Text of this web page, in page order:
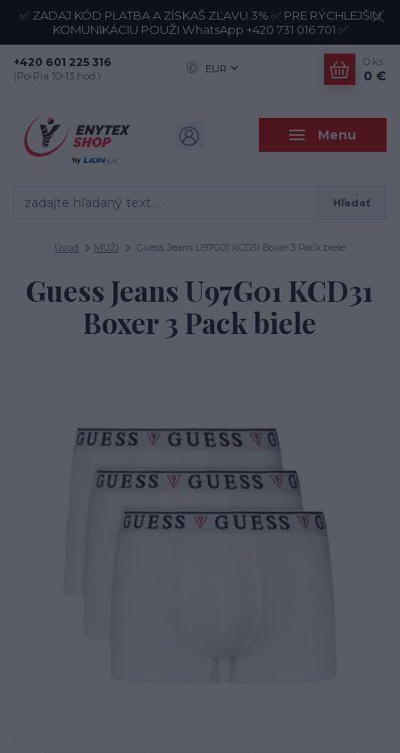
✅ ZADAJ KÓD PLATBA A ZÍSKAŠ ZĽAVU 3% ✅ PRE RÝCHLEJŠIU
KOMUNIKÁCIU POUŽI WhatsApp +420 731 016 701 ✅
Menu
EUR
Hľadať
+420 601 225 316
(Po-Pia 10-13 hod.)
0 ks
0 €
Úvod MUŽI Guess Jeans U97G01 KCD31 Boxer 3 Pack biele
Guess Jeans U97G01 KCD31
Boxer 3 Pack biele